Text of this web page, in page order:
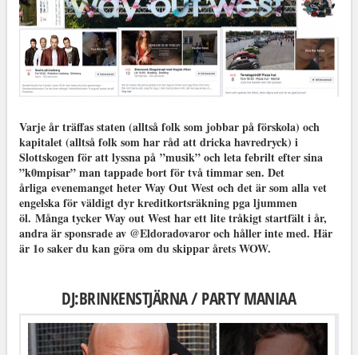
Varje år träffas staten (alltså folk som jobbar på förskola) och
kapitalet (alltså folk som har råd att dricka havredryck) i
Slottskogen för att lyssna på”musik” och leta febrilt efter sina
”k0mpisar” man tappade bort för två timmar sen. Det
årliga evenemanget heter Way Out West och det är som alla vet
engelska för väldigt dyr kreditkortsräkning pga ljummen
öl. Många tycker Way out West har ett lite tråkigt startfält i år,
andra är sponsrade av @Eldoradovaror och håller inte med. Här
är 1o saker du kan göra om du skippar årets WOW.
DJ:BRINKENSTJÄRNA / PARTY MANIAA